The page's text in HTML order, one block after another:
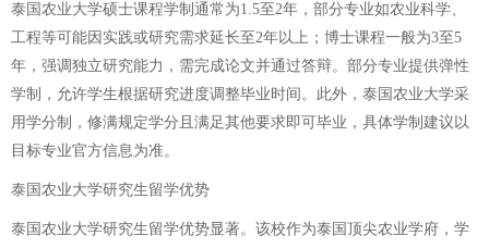
泰国农业大学硕士课程学制通常为1.5至2年，部分专业如农业科学、
工程等可能因实践或研究需求延长至2年以上；博士课程一般为3至5
年，强调独立研究能力，需完成论文并通过答辩。部分专业提供弹性
学制，允许学生根据研究进度调整毕业时间。此外，泰国农业大学采
用学分制，修满规定学分且满足其他要求即可毕业，具体学制建议以
目标专业官方信息为准。
泰国农业大学研究生留学优势
泰国农业大学研究生留学优势显著。该校作为泰国顶尖农业学府，学